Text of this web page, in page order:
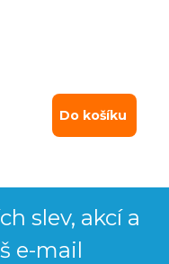
Do košíku
slev, akcí a
e-mail